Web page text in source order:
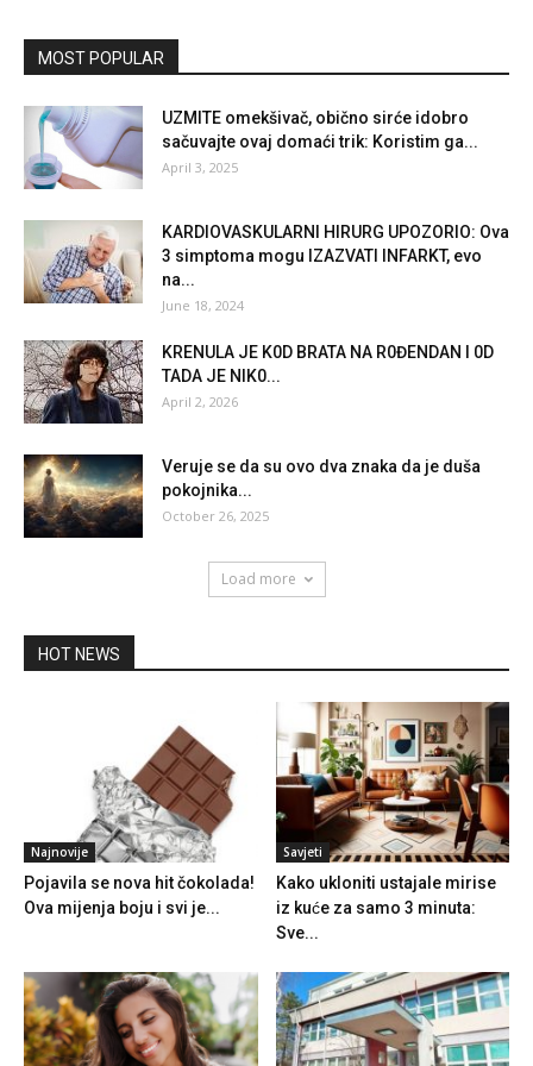
MOST POPULAR
UZMITE omekšivač, obično sirće idobro
sačuvajte ovaj domaći trik: Koristim ga...
April 3, 2025
KARDIOVASKULARNI HIRURG UPOZORIO: Ova
3 simptoma mogu IZAZVATI INFARKT, evo
na...
June 18, 2024
KRENULA JE K0D BRATA NA R0ĐENDAN I 0D
TADA JE NlK0...
April 2, 2026
Veruje se da su ovo dva znaka da je duša
pokojnika...
October 26, 2025
Load more
HOT NEWS
Najnovije
Pojavila se nova hit čokolada!
Ova mijenja boju i svi je...
Savjeti
Kako ukloniti ustajale mirise
iz kuće za samo 3 minuta:
Sve...